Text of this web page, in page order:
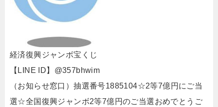
経済復興ジャンボ宝くじ
【LINE ID】@357bhwim
（お知らせ窓口）抽選番号1885104☆2等7億円にご当
選☆全国復興ジャンボ2等7億円のご当選おめでとうご